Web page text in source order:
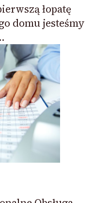
łopatę
domu jesteśmy